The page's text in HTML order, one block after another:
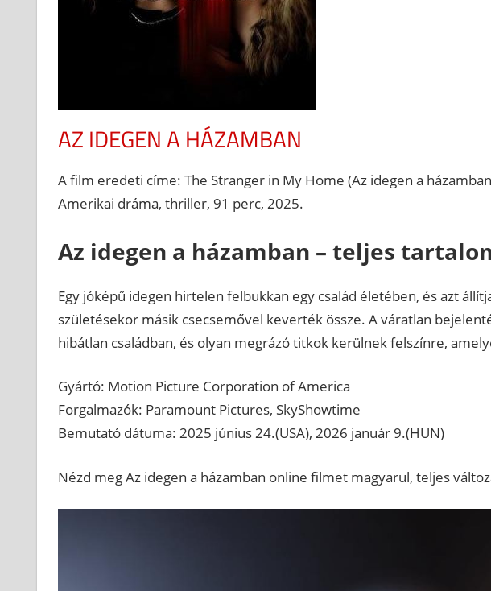
AZ IDEGEN A HÁZAMBAN
A film eredeti címe: The Stranger in My Home (Az idegen a
Amerikai dráma, thriller, 91 perc, 2025.
Az idegen a házamban – teljes
Egy jóképű idegen hirtelen felbukkan egy család életében, és azt
születésekor másik csecsemővel keverték össze. A váratlan
hibátlan családban, és olyan megrázó titkok kerülnek felszínre,
Gyártó: Motion Picture Corporation of America
Forgalmazók: Paramount Pictures, SkyShowtime
Bemutató dátuma: 2025 június 24.(USA), 2026 január 9.(HUN)
Nézd meg Az idegen a házamban online filmet magyarul, teljes